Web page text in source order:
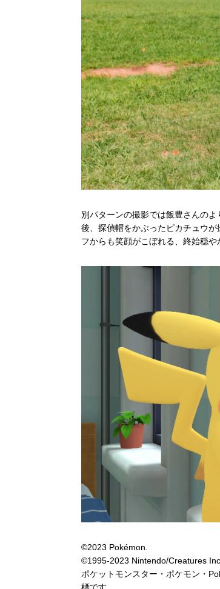
別パターンの撮影では飯豊さんの
後、探偵帽をかぶったピカチュウ
フからも笑顔がこぼれる、終始穏や
©2023 Pokémon.
©1995-2023 Nintendo/Creatures
ポケットモンスター・ポケモン・